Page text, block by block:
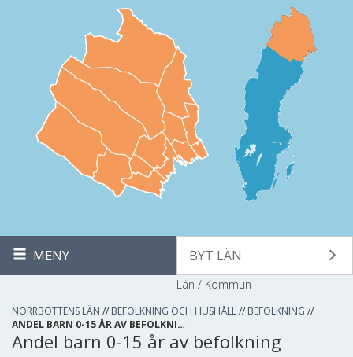
MENY BYT LÄN
Län / Kommun
NORRBOTTENS LÄN // BEFOLKNING OCH HUSHÅLL// BEFOLKNING //
ANDEL BARN 0-15 ÅR AV BEFOLKNI…
Andel barn 0-15 år av befolkning